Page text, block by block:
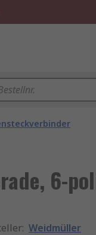
6-
: Weidmüller